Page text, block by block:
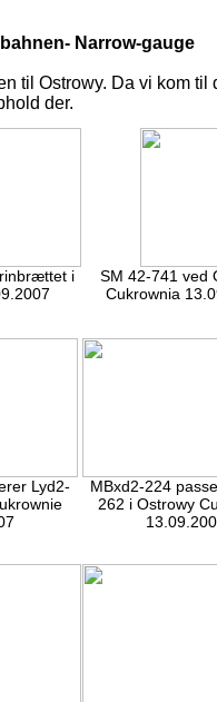
Narrow-gauge
til Ostrowy. Da vi kom
der.
i
SM 42-741 ved
Cukrownia
Lyd2-
MBxd2-224
262 i Ostrowy